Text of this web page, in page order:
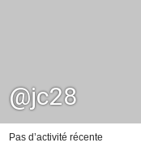
@jc28
Pas d’activité récente